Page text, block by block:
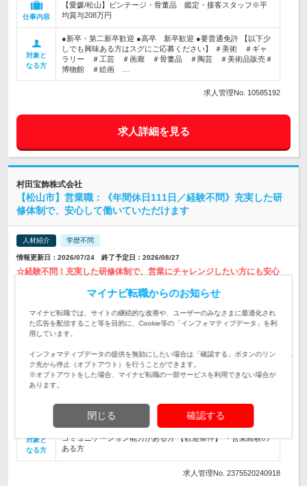
仕事内容
【愛媛/松山】ビンテージ・骨董品 鑑定・接客スタッフ※平
均賞与208万円
対象と
なる方
●新卒・第二新卒歓迎 ●高卒 新卒歓迎 ●要普通免許 【以下少
しでも興味ある方はスグにご応募ください】 ＃美術 ＃ギャ
ラリー ＃工芸 ＃画廊 ＃骨董品 ＃陶芸 ＃美術品販売＃
博物館 ＃絵画 …
求人管理No. 10585192
求人詳細を見る
村田宝飾株式会社
【松山市】営業職：《年間休日111日／経験不問》充実した研
修体制で、安心して働いていただけます
人材紹介 学歴不問
情報更新日：2026/07/24 終了予定日：2026/08/27
☆経験不問！充実した研修体制で、営業にチャレンジしたい方にも安心
外にも販路を広げています。 ☆松山市勤務！転勤なし！年間休日111
勤務地
松山本社：愛媛県松山市中村2丁目8番15号 ※マイカー通勤 可
給与
想定年収330万円～ 月給24万円～ 基本給19万円～ ※上記月給
には…
ト販売／ご提案していただきます。
対象と
なる方
【必須条件】 ・普通自動車第一種免許 ・顧客折衝経験または
コミュニケーション能力がある方 【歓迎条件】 ・営業経験の
ある方
求人管理No. 2375520240918
マイナビ転職からのお知らせ
マイナビ転職では、サイトの継続的な改善や、ユーザーのみなさまに最適化され
た広告を配信すること等を目的に、Cookie等の「インフォマティブデータ」を利
用しています。
インフォマティブデータの提供を無効にしたい場合は「確認する」ボタンのリン
ク先から停止（オプトアウト）を行うことができます。
※オプトアウトをした場合、マイナビ転職の一部サービスを利用できない場合が
あります。
閉じる 確認する